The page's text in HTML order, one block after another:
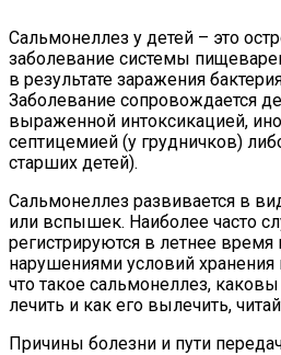
Сальмонеллез у детей – это
заболевание системы
в результате заражения
Заболевание сопровождается
выраженной интоксикацией,
септицемией (у грудничков)
старших детей).
Сальмонеллез развивается в
или вспышек. Наиболее часто
регистрируются в летнее
нарушениями условий
что такое сальмонеллез,
лечить и как его вылечить,
Причины болезни и пути